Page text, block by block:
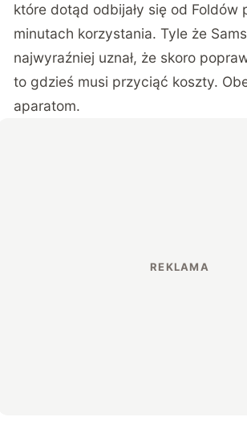
które dotąd odbijały się od Foldów
minutach korzystania. Tyle że
najwyraźniej uznał, że skoro
to gdzieś musi przyciąć koszty.
aparatom.